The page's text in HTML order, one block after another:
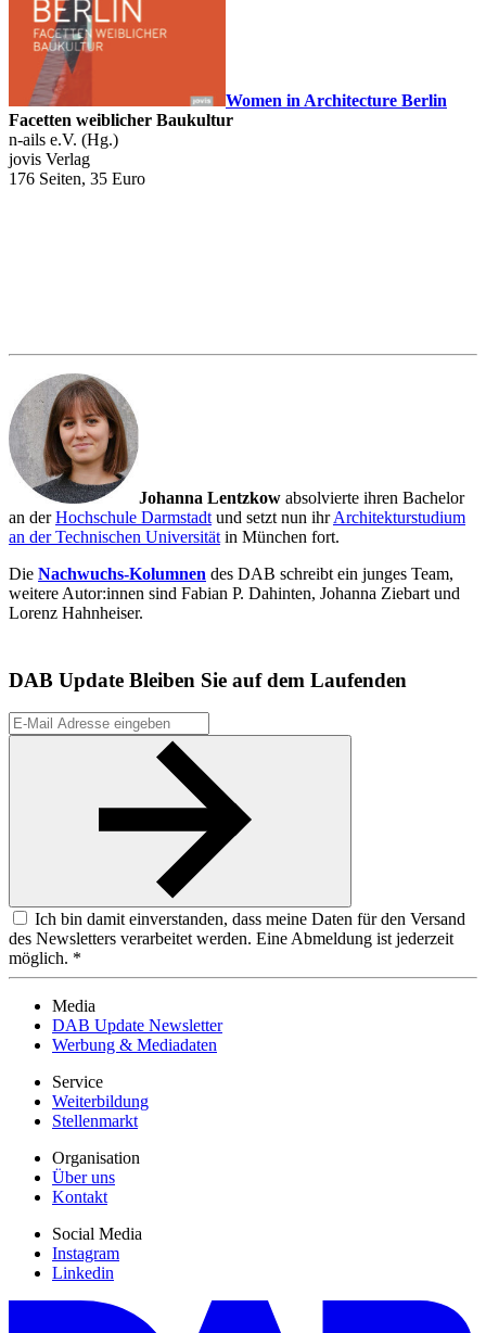
Women in Architecture Berlin
Facetten weiblicher Baukultur
n-ails e.V. (Hg.)
jovis Verlag
176 Seiten, 35 Euro
Johanna Lentzkow absolvierte ihren Bachelor
an derHochschule Darmstadt und setzt nun ihrArchitekturstudium
an der Technischen Universität in München fort.
Die Nachwuchs-Kolumnen des DAB schreibt ein junges Team,
weitere Autor:innen sind Fabian P. Dahinten, Johanna Ziebart und
Lorenz Hahnheiser.
DAB Update Bleiben Sie auf dem Laufenden
Ich bin damit einverstanden, dass meine Daten für den Versand
des Newsletters verarbeitet werden. Eine Abmeldung ist jederzeit
möglich. *
Media
DAB Update Newsletter
Werbung & Mediadaten
Service
Weiterbildung
Stellenmarkt
Organisation
Über uns
Kontakt
Social Media
Instagram
Linkedin